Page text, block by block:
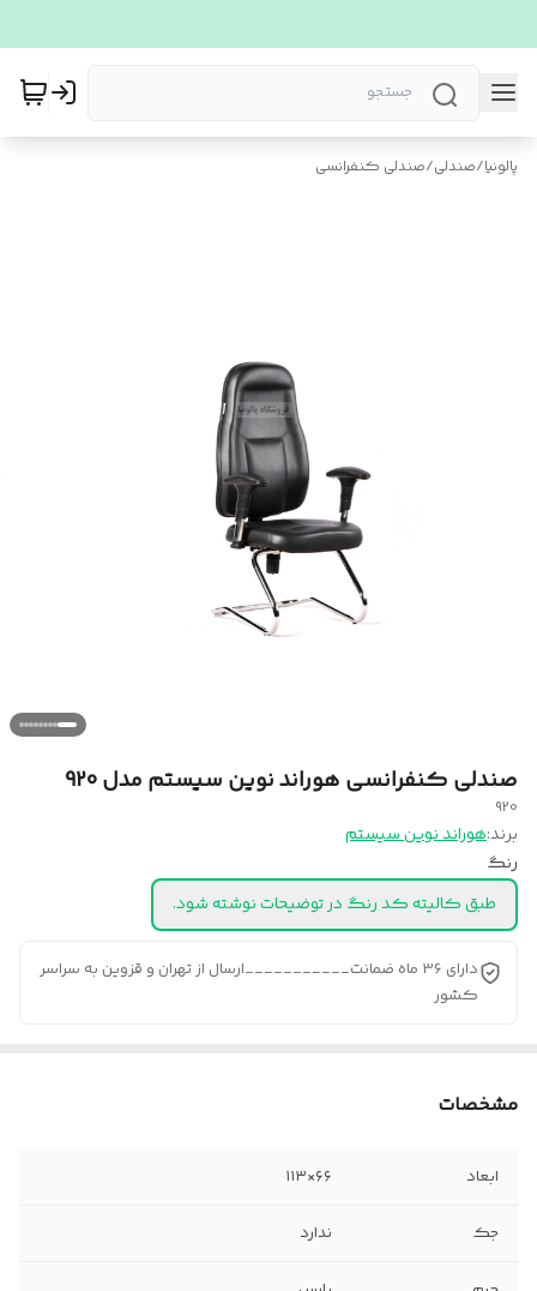
پالونیا/صندلی/صندلی کنفرانسی
صندلی کنفرانسی هوراند نوین سیستم مدل 920
920
برند:هوراند نوین سیستم
رنگ
طبق کالیته کد رنگ در توضیحات نوشته شود.
دارای 36 ماه ضمانت___________ارسال از تهران و قزوین به سراسر
کشور
مشخصات
ابعاد ۶۶×۱۱۳
جک ندارد